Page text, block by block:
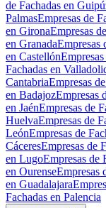
de Fachadas en
PalmasEmpresas de
en GironaEmpresas
en GranadaEmpresas
en Castellón
Fachadas en
CantabriaEmpresas
en BadajozEmpresas
en JaénEmpresas de
HuelvaEmpresas de
LeónEmpresas de
CáceresEmpresas de
en LugoEmpresas de
en OurenseEmpresas
en Guadalajara
Fachadas en Palencia